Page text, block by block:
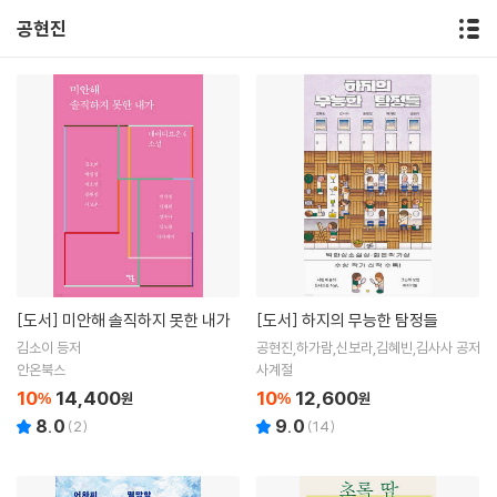
공현진
[도서] 미안해 솔직하지 못한 내가
김소이 등저
안온북스
10% 14,400원
8.0 (2)
[도서] 하지의 무능한 탐정들
공현진,하가람,신보라,김혜빈,김사사 공저
사계절
10% 12,600원
9.0 (14)